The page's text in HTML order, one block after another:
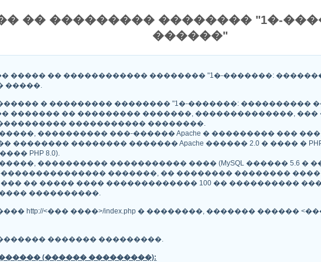
�� ��������� �������� "1�-
������"
����� �� ������������ �������� "1�-�������:
�����.
� ��������� �������� "1�-�������: ����������
������� �� ��������� �������, ��������������,
����������� ��������.
���������� ���-������ Apache � ��������� ��� ���
�������� �������� ������� Apache ������ 2.0 � ���� �
PHP 8.0).
���������� ����������� ���� (MySQL ������ 5.6 �
�������, �� �������� �������� ����
�� ����� ���� ������������� 100 �� ����������
����������.
http://<��� ����>/index.php � ��������, ������� ������
������� ���������.
(������ ���������):